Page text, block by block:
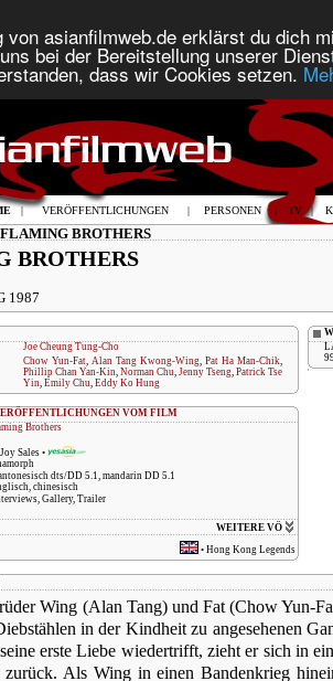
von asianfilmweb.de erklärst du dich
bei der Bereitstellung unserer
dass wir Cookies setzen.
| VERÖFFENTLICHUNGEN | PERSONEN | TV |
FLAMING BROTHERS
BROTHERS
1987
Joe Cheung Tung-Cho
Chow Yun-Fat, Alan Tang Kwong-Wing, Pat Ha Man-Chik,
Phillip Chan Yan-Kin, Norman Chu, Jenny Tseng, Patrick Tse
Yin, Emily Chu, Eddy Ko Hung
VOM FILM
Brothers
Joy Sales •
dts/DD 5.1, mandarin DD 5.1
chinesisch
Gallery, Trailer
WEITERE VÖ
• Hong Kong Legends
Wing (Alan Tang) und Fat (Chow Yun-
in der Kindheit zu angesehenen
erste Liebe wiedertrifft, zieht er sich in
Als Wing in einen Bandenkrieg